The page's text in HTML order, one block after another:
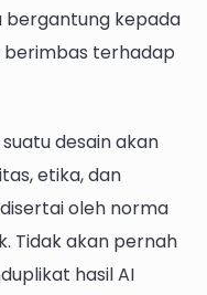
bergantung kepada
berimbas terhadap
desain akan
etika, dan
oleh norma
Tidak akan pernah
hasil AI